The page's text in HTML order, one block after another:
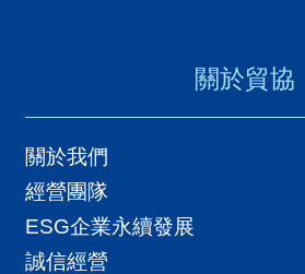
關於貿協
關於我們
經營團隊
ESG企業永續發展
誠信經營